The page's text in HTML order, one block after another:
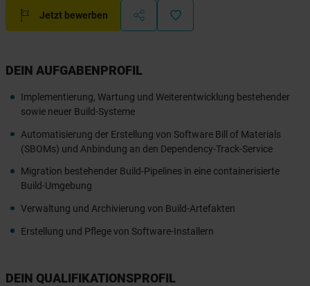
Jetzt bewerben
DEIN AUFGABENPROFIL
Implementierung, Wartung und Weiterentwicklung bestehender
sowie neuer Build-Systeme
Automatisierung der Erstellung von Software Bill of Materials
(SBOMs) und Anbindung an den Dependency-Track-Service
Migration bestehender Build-Pipelines in eine containerisierte
Build-Umgebung
Verwaltung und Archivierung von Build-Artefakten
Erstellung und Pflege von Software-Installern
DEIN QUALIFIKATIONSPROFIL